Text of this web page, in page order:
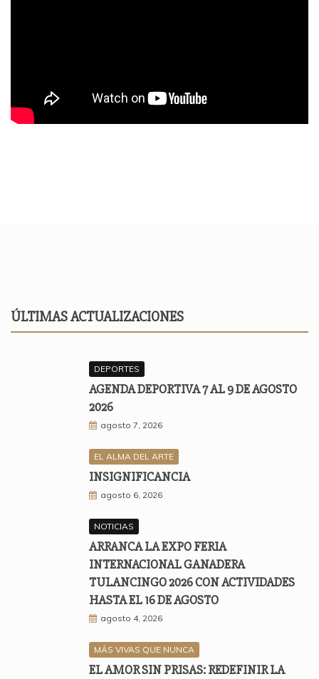
ÚLTIMAS ACTUALIZACIONES
DEPORTES
AGENDA DEPORTIVA 7 AL 9 DE AGOSTO
2026
agosto 7, 2026
EL ALMA DEL ARTE
INSIGNIFICANCIA
agosto 6, 2026
NOTICIAS
ARRANCA LA EXPO FERIA
INTERNACIONAL GANADERA
TULANCINGO 2026 CON ACTIVIDADES
HASTA EL 16 DE AGOSTO
agosto 4, 2026
MÁS VIVAS QUE NUNCA
EL AMOR SIN PRISAS: REDEFINIR LA